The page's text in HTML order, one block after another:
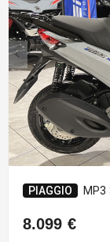
PIAGGIO MP3
8.099 €